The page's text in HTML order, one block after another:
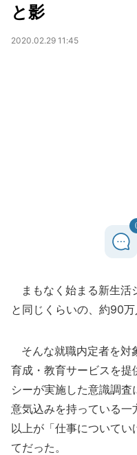
と影
2020.02.29 11:45
まもなく始まる新生活
と同じくらいの、約90万
そんな就職内定者を対
育成・教育サービスを提
シーが実施した意識調
意気込みを持っている
以上が「仕事について
てだった。